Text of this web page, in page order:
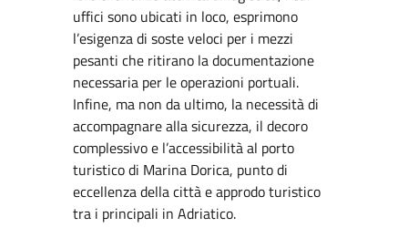
uffici sono ubicati in loco, esprimono
l’esigenza di soste veloci per i mezzi
pesanti che ritirano la documentazione
necessaria per le operazioni portuali.
Infine, ma non da ultimo, la necessità di
accompagnare alla sicurezza, il decoro
complessivo e l’accessibilità al porto
turistico di Marina Dorica, punto di
eccellenza della città e approdo turistico
tra i principali in Adriatico.